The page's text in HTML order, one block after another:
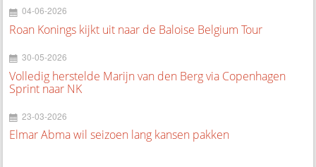
04-06-2026
Roan Konings kijkt uit naar de Baloise Belgium Tour
30-05-2026
Volledig herstelde Marijn van den Berg via Copenhagen
Sprint naar NK
23-03-2026
Elmar Abma wil seizoen lang kansen pakken